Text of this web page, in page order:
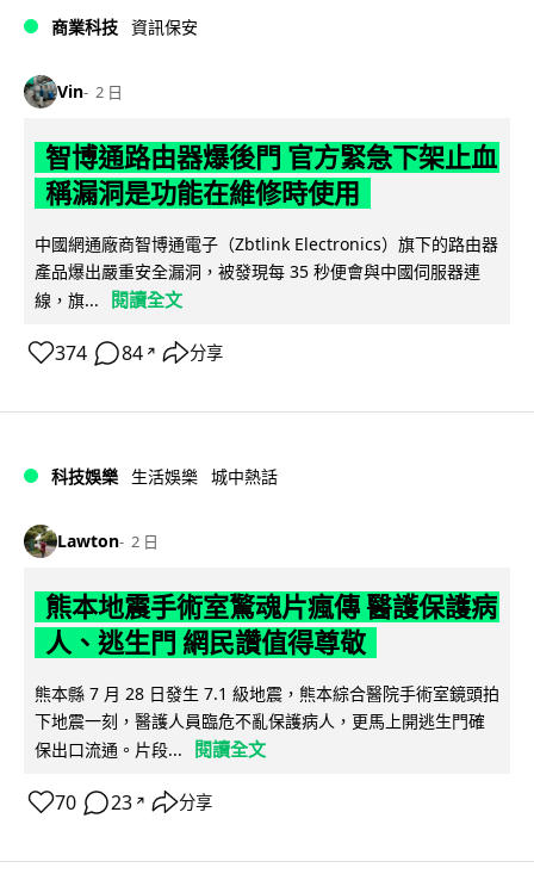
商業科技 資訊保安
Vin 2 日
智博通路由器爆後門 官方緊急下架止血
稱漏洞是功能在維修時使用
中國網通廠商智博通電子（Zbtlink Electronics）旗下的路由器
產品爆出嚴重安全漏洞，被發現每 35 秒便會與中國伺服器連
線，旗...
閱讀全文
374 84 ↗ 分享
科技娛樂 生活娛樂 城中熱話
Lawton 2 日
熊本地震手術室驚魂片瘋傳 醫護保護病
人、逃生門 網民讚值得尊敬
熊本縣 7 月 28 日發生 7.1 級地震，熊本綜合醫院手術室鏡頭拍
下地震一刻，醫護人員臨危不亂保護病人，更馬上開逃生門確
保出口流通。片段...
閱讀全文
70 23 ↗ 分享